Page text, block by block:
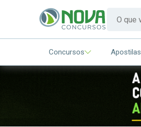
Concursos Apostilas